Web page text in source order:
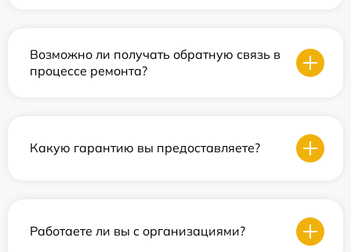
Возможно ли получать обратную связь в
процессе ремонта?
Какую гарантию вы предоставляете?
Работаете ли вы с организациями?